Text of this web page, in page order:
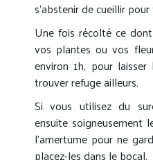
s’abstenir de cueillir
Une fois récolté ce
vos plantes ou vos
environ 1h, pour
trouver refuge ailleurs.
Si vous utilisez du
ensuite soigneusement
l’amertume pour ne
placez-les dans le bocal.